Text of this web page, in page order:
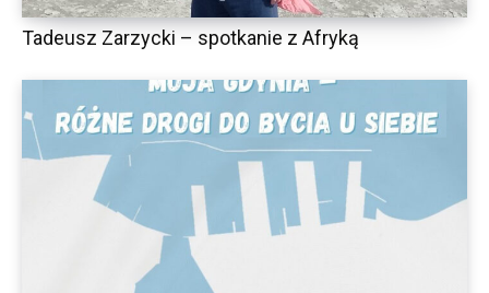
Tadeusz Zarzycki – spotkanie z Afryką